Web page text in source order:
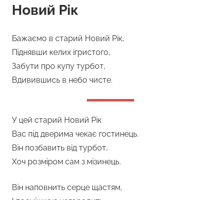
Новий Рік
Бажаємо в старий Новий Рік,
Піднявши келих ігристого,
Забути про купу турбот,
Вдивившись в небо чисте.
У цей старий Новий Рік
Вас під дверима чекає гостинець.
Він позбавить від турбот,
Хоч розміром сам з мізинець.
Він наповнить серце щастям,